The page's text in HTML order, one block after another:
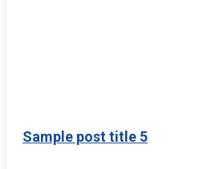
Sample post title 5